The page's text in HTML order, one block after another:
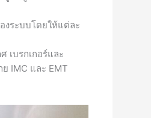
งระบบโดยให้แต่ละ
เบรกเกอร์และ
IMC และ EMT